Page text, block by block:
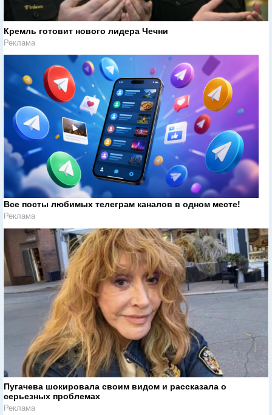
Кремль готовит нового лидера Чечни
Реклама
Все посты любимых телеграм каналов в одном месте!
Реклама
Пугачева шокировала своим видом и рассказала о
серьезных проблемах
Реклама